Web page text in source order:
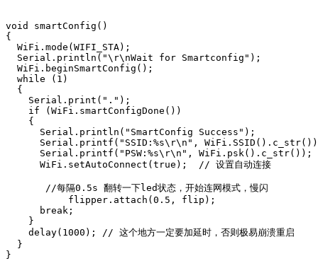
void smartConfig()
{
  WiFi.mode(WIFI_STA);
  Serial.println("\r\nWait for Smartconfig");
  WiFi.beginSmartConfig();
  while (1)
  {
    Serial.print(".");
    if (WiFi.smartConfigDone())
    {
      Serial.println("SmartConfig Success");
Serial.printf("SSID:%s\r\n",
      Serial.printf("PSW:%s\r\n", WiFi.psk().c_str());
      WiFi.setAutoConnect(true);  // 设置自动连接
       //每隔0.5s 翻转一下led状态，开始连网模式，慢闪
           flipper.attach(0.5, flip);
      break;
    }
    delay(1000); // 这个地方一定要加延时，否则极易崩溃重启
  }
}